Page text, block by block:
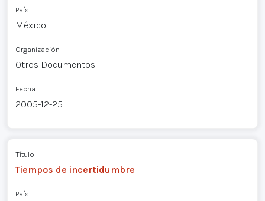
País
México
Organización
Otros Documentos
Fecha
2005-12-25
Título
Tiempos de incertidumbre
País